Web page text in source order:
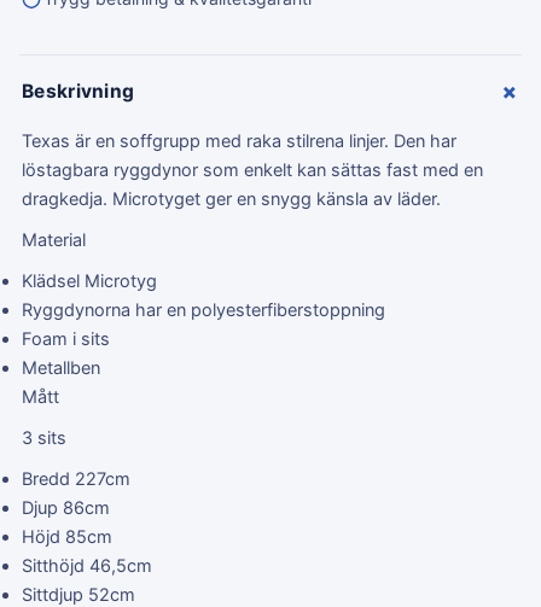
Beskrivning +
Texas är en soffgrupp med raka stilrena linjer. Den har
löstagbara ryggdynor som enkelt kan sättas fast med en
dragkedja. Microtyget ger en snygg känsla av läder.
Material
Klädsel Microtyg
Ryggdynorna har en polyesterfiberstoppning
Foam i sits
Metallben
Mått
3 sits
Bredd 227cm
Djup 86cm
Höjd 85cm
Sitthöjd 46,5cm
Sittdjup 52cm